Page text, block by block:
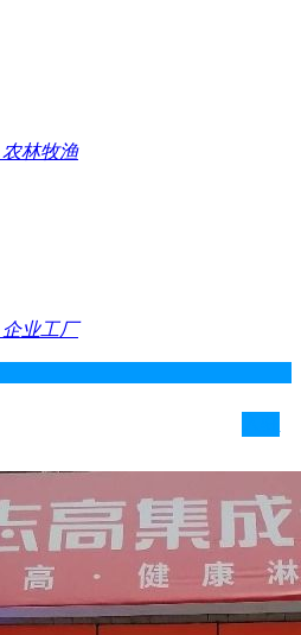
农林牧渔
企业工厂